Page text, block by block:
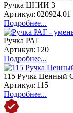
Ручка ЦНИИ 3
Артикул: 020924.01
Подробнее...
Ручка РАГ
Артикул: 120
Подробнее...
115 Ручка Ценный
Артикул: 115
Подробнее...